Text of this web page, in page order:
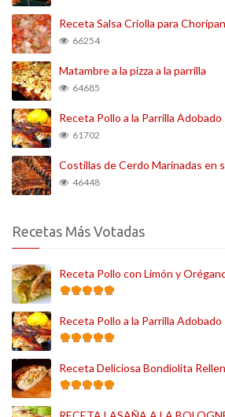
Receta Salsa Criolla para Choripan
66254
Matambre a la pizza a la parrilla
64685
Receta Pollo a la Parrilla Adobado
61702
Costillas de Cerdo Marinadas en
46448
Recetas Más Votadas
Receta Pollo con Limón y
Receta Pollo a la Parrilla Adobado
Receta Deliciosa Bondiolita